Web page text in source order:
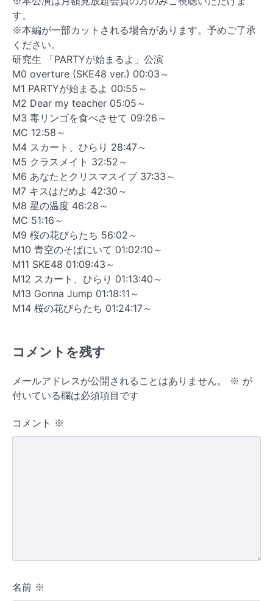
す。
※本編が一部カットされる場合があります。予めご了承
ください。
研究生 「PARTYが始まるよ」公演
M0 overture (SKE48 ver.) 00:03～
M1 PARTYが始まるよ 00:55～
M2 Dear my teacher 05:05～
M3 毒リンゴを食べさせて 09:26～
MC 12:58～
M4 スカート、ひらり 28:47～
M5 クラスメイト 32:52～
M6 あなたとクリスマスイブ 37:33～
M7 キスはだめよ 42:30～
M8 星の温度 46:28～
MC 51:16～
M9 桜の花びらたち 56:02～
M10 青空のそばにいて 01:02:10～
M11 SKE48 01:09:43～
M12 スカート、ひらり 01:13:40～
M13 Gonna Jump 01:18:11～
M14 桜の花びらたち 01:24:17～
コメントを残す
メールアドレスが公開されることはありません。 ※ が
付いている欄は必須項目です
コメント ※
名前 ※